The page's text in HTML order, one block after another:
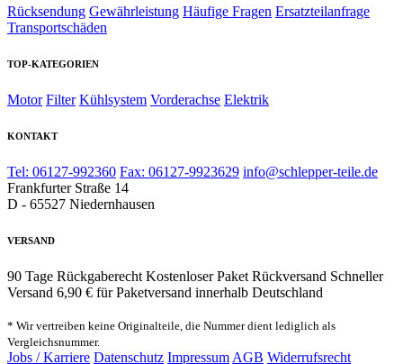
Rücksendung Gewährleistung Häufige Fragen Ersatzteilanfrage
Transportschäden
TOP-KATEGORIEN
Motor Filter Kühlsystem Vorderachse Elektrik
KONTAKT
Tel: 06127-992360 Fax: 06127-9923629 info@schlepper-teile.de
Frankfurter Straße 14
D - 65527 Niedernhausen
VERSAND
90 Tage Rückgaberecht Kostenloser Paket Rückversand Schneller
Versand 6,90 € für Paketversand innerhalb Deutschland
* Wir vertreiben keine Originalteile, die Nummer dient lediglich als
Vergleichsnummer.
Jobs / Karriere Datenschutz Impressum AGB Widerrufsrecht